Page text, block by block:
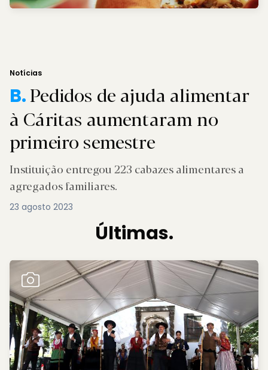
Notícias
B.Pedidos de ajuda alimentar
à Cáritas aumentaram no
primeiro semestre
Instituição entregou 223 cabazes alimentares a
agregados familiares.
23 agosto 2023
Últimas.